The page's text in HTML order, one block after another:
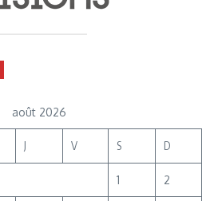
août 2026
J V S D
1 2